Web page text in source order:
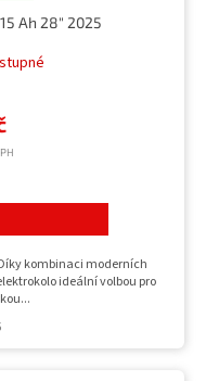
Ah 28" 2025
kombinaci moderních
ideální volbou pro